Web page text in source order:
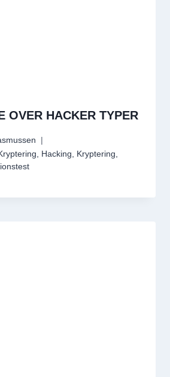
OVER HACKER TYPER
Hacking Kryptering